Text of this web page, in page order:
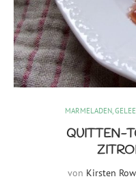
MARMELADEN,
QUITTEN-
von Kirsten